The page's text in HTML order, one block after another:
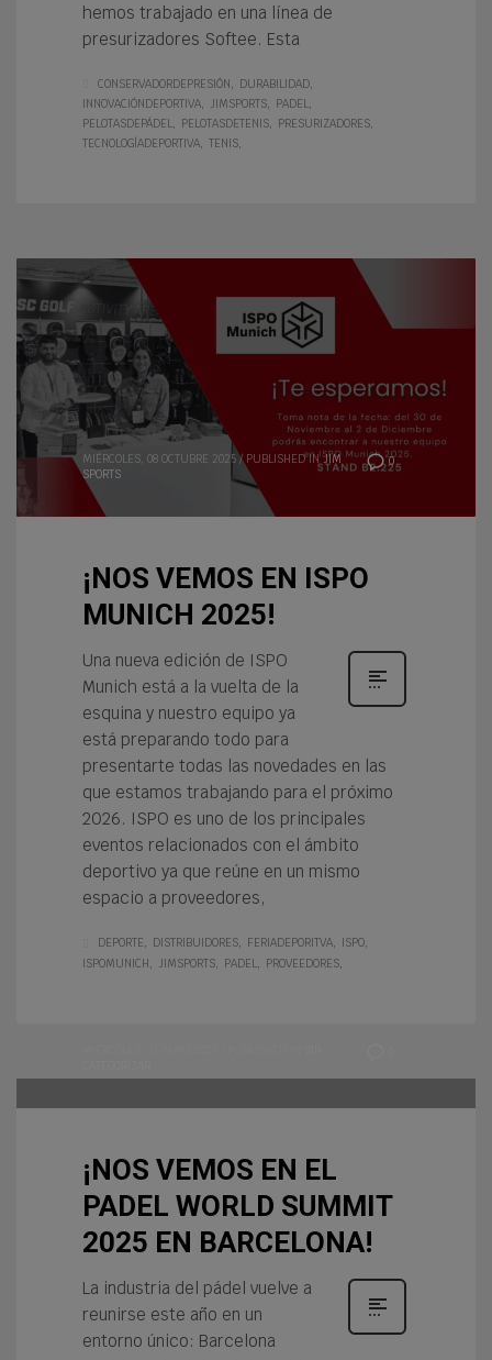
hemos trabajado en una línea de
presurizadores Softee. Esta
CONSERVADORDEPRESIÓN
DURABILIDAD
INNOVACIÓNDEPORTIVA
JIMSPORTS
PADEL
PELOTASDEPÁDEL
PELOTASDETENIS
PRESURIZADORES
TECNOLOGÍADEPORTIVA
TENIS
0
MIÉRCOLES, 08 OCTUBRE 2025 / PUBLISHED IN JIM
SPORTS
¡NOS VEMOS EN ISPO
MUNICH 2025!
Una nueva edición de ISPO
Munich está a la vuelta de la
esquina y nuestro equipo ya
está preparando todo para
presentarte todas las novedades en las
que estamos trabajando para el próximo
2026. ISPO es uno de los principales
eventos relacionados con el ámbito
deportivo ya que reúne en un mismo
espacio a proveedores,
DEPORTE DISTRIBUIDORES FERIADEPORITVA
ISPO
ISPOMUNICH
JIMSPORTS PADEL PROVEEDORES
¡NOS VEMOS EN EL
PADEL WORLD SUMMIT
2025 EN BARCELONA!
La industria del pádel vuelve a
reunirse este año en un
entorno único: Barcelona